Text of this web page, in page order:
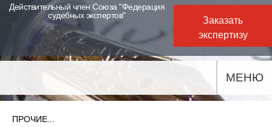
Действительный член Союза "Федерация
судебных экспертов"
Заказать
экспертизу
МЕНЮ
ПРОЧИЕ...